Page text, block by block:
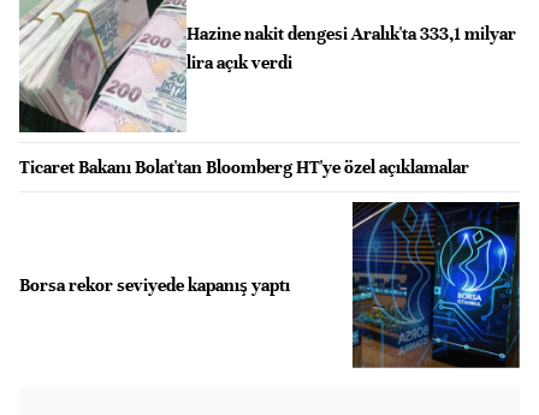
Hazine nakit dengesi Aralık'ta 333,1 milyar
lira açık verdi
Ticaret Bakanı Bolat'tan Bloomberg HT'ye özel açıklamalar
Borsa rekor seviyede kapanış yaptı